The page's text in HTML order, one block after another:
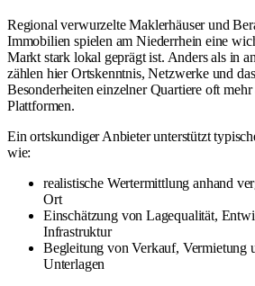
Regional verwurzelte Maklerhäuser und
Immobilien spielen am Niederrhein eine
Markt stark lokal geprägt ist. Anders als in
zählen hier Ortskenntnis, Netzwerke und
Besonderheiten einzelner Quartiere oft
Plattformen.
Ein ortskundiger Anbieter unterstützt
wie:
realistische Wertermittlung anhand
Ort
Einschätzung von Lagequalität,
Infrastruktur
Begleitung von Verkauf, Vermietung
Unterlagen